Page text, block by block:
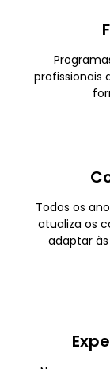
profissionais
Todos os
atualiza os
adaptar